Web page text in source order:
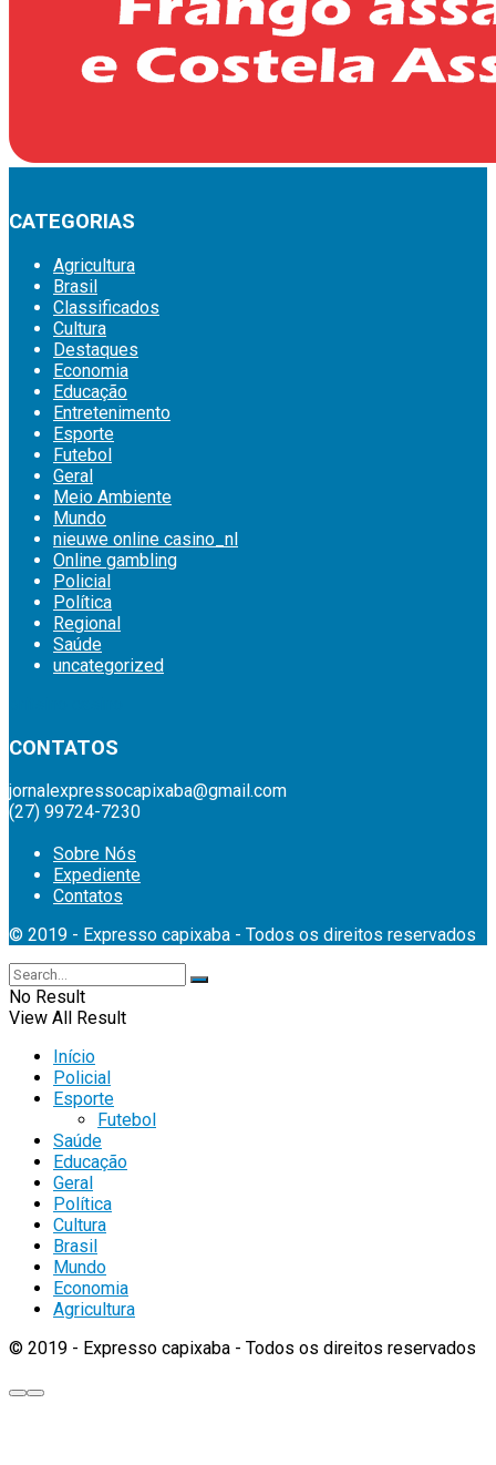
CATEGORIAS
Agricultura
Brasil
Classificados
Cultura
Destaques
Economia
Educação
Entretenimento
Esporte
Futebol
Geral
Meio Ambiente
Mundo
nieuwe online casino_nl
Online gambling
Policial
Política
Regional
Saúde
uncategorized
CONTATOS
jornalexpressocapixaba@gmail.com
(27) 99724-7230
Sobre Nós
Expediente
Contatos
© 2019 - Expresso capixaba - Todos os direitos reservados
No Result
View All Result
Início
Policial
Esporte
Futebol
Saúde
Educação
Geral
Política
Cultura
Brasil
Mundo
Economia
Agricultura
© 2019 - Expresso capixaba - Todos os direitos reservados